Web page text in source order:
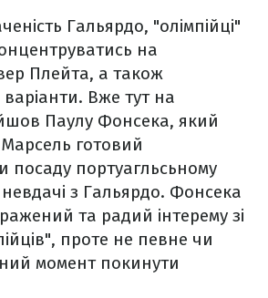
Гальярдо, "олімпійці"
на
Плейта, а також
Вже тут на
Паулу Фонсека, який
готовий
посаду портуагльсьному
невдачі з Гальярдо. Фонсека
та радий інтерему зі
проте не певне чи
момент покинути